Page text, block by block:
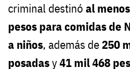
criminal destinó al
pesos para comidas de
a niños, además de 250
posadasy41 mil 468